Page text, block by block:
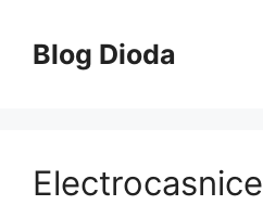
contentBlog Dioda
Electrocasnice